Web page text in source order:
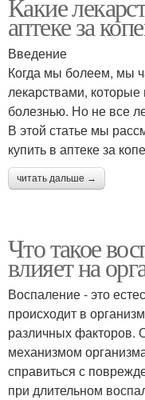
аптеке за
Введение
Когда мы болеем, мы
лекарствами, которые
болезнью. Но не все
В этой статье мы
купить в аптеке за
читать дальше →
Что такое
влияет на
Воспаление - это
происходит в
различных факторов.
механизмом
справиться с
при длительном